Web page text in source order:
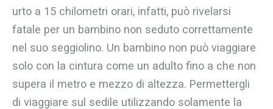
urto a 15 chilometri orari, infatti, può rivelarsi
fatale per un bambino non seduto correttamente
nel suo seggiolino. Un bambino non può viaggiare
solo con la cintura come un adulto fino a che non
supera il metro e mezzo di altezza. Permettergli
di viaggiare sul sedile utilizzando solamente la